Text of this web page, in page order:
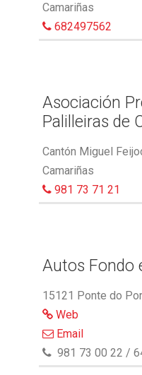
Camariñas
682497562
Asociación
Palilleiras de
Cantón Miguel
Camariñas
981 73 71 21
Autos Fondo
15121 Ponte do
Web
Email
981 73 00 22 /